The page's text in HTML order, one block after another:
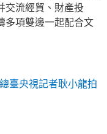
交流經貿、財產投
多項雙邊一起配合文
臺央視記者耿小龍拍